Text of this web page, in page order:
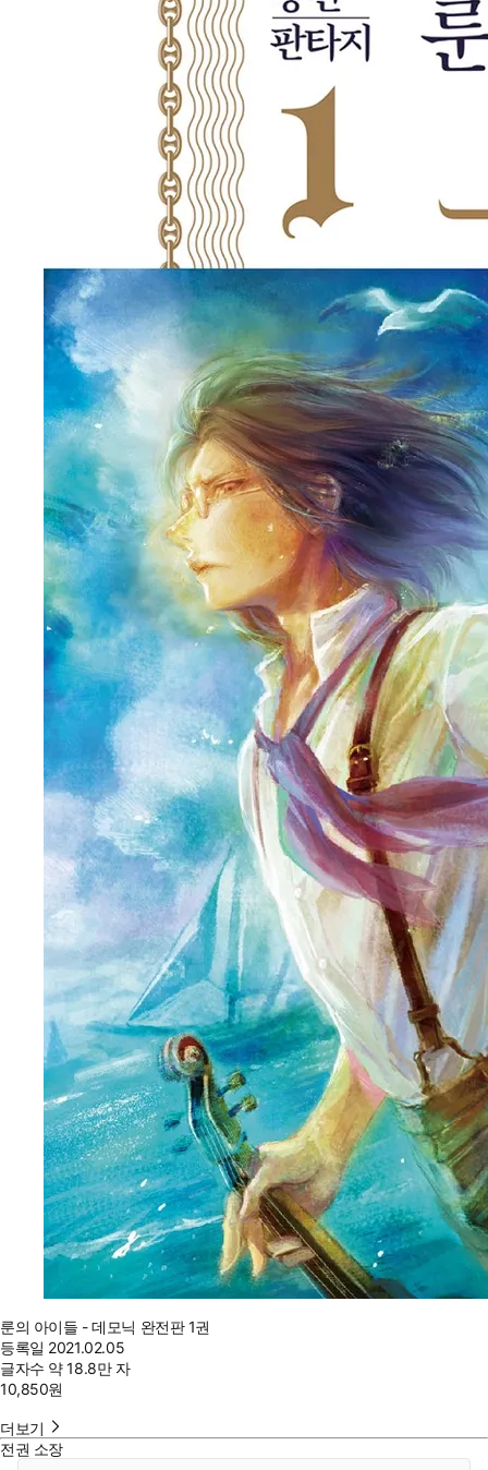
룬의 아이들 - 데모닉 완전판 1권
등록일 2021.02.05
글자수 약 18.8만 자
10,850원
더보기
전권 소장